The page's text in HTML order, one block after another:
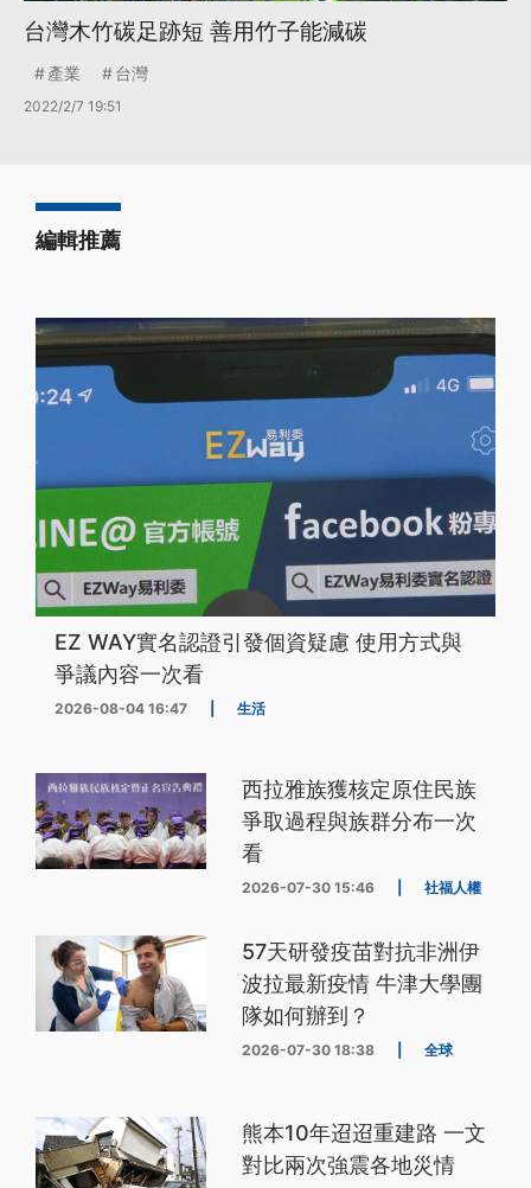
台灣木竹碳足跡短 善用竹子能減碳
產業 台灣
2022/2/7 19:51
編輯推薦
EZ WAY實名認證引發個資疑慮 使用方式與
爭議內容一次看
2026-08-04 16:47 生活
西拉雅族獲核定原住民族
爭取過程與族群分布一次
看
2026-07-30 15:46 社福人權
57天研發疫苗對抗非洲伊
波拉最新疫情 牛津大學團
隊如何辦到？
2026-07-30 18:38 全球
熊本10年迢迢重建路 一文
對比兩次強震各地災情